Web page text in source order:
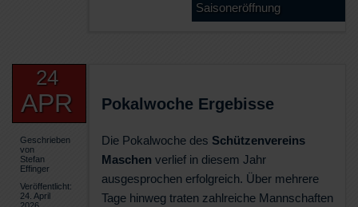
Saisoneröffnung
24
APR
Geschrieben
von
Stefan
Effinger
Veröffentlicht:
24. April
Pokalwoche Ergebisse
Die Pokalwoche des Schützenvereins
Maschen verlief in diesem Jahr
ausgesprochen erfolgreich. Über mehrere
Tage hinweg traten zahlreiche Mannschaften